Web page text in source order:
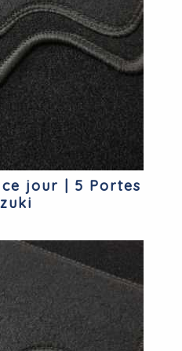
jour | 5 Portes